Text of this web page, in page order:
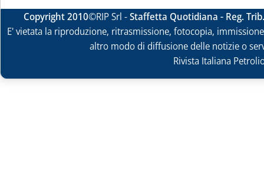
Copyright 2010©RIP Srl -Staffetta Quotidiana - Reg.
E' vietata la riproduzione, ritrasmissione, fotocopia,
altro modo di diffusione delle notizie o
Rivista Italiana